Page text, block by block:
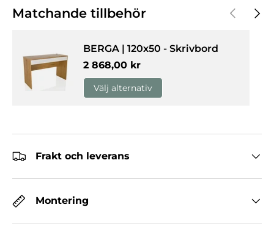
Matchande tillbehör Nästa
BERGA | 120x50 - Skrivbord
Normalpris
2 868,00 kr
Välj alternativ
Frakt och leverans
Montering